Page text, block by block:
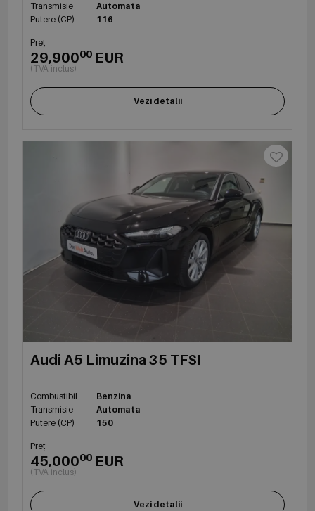
Transmisie
Automata
Putere (CP)
116
Preț
29,90000 EUR
(TVA inclus)
Vezi detalii
Audi A5 Limuzina 35 TFSI
Combustibil
Benzina
Transmisie
Automata
Putere (CP)
150
Preț
45,00000 EUR
(TVA inclus)
Vezi detalii